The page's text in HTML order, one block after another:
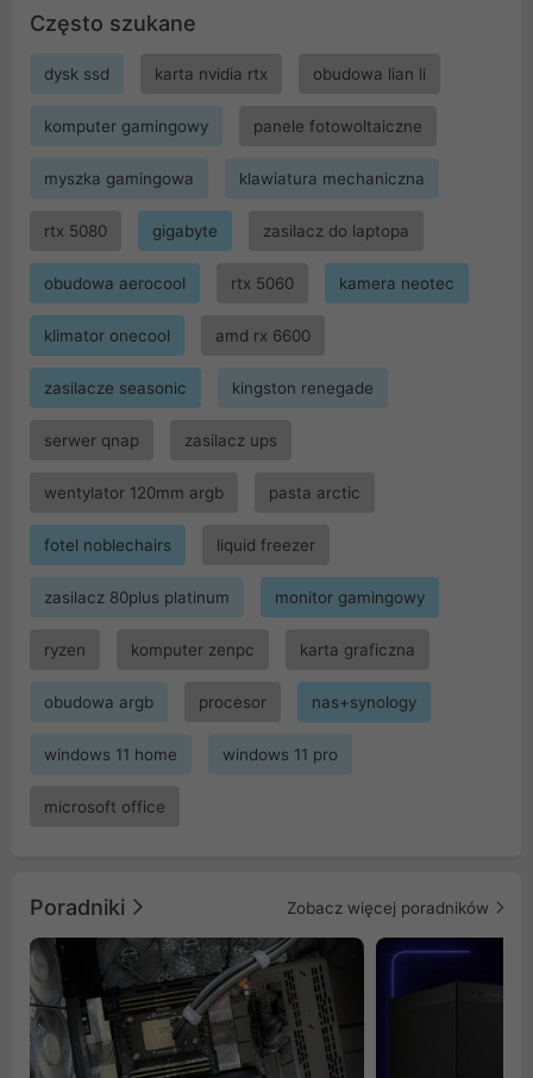
Często szukane
dysk ssd karta nvidia rtx obudowa lian li
komputer gamingowy panele fotowoltaiczne
myszka gamingowa klawiatura mechaniczna
rtx 5080 gigabyte zasilacz do laptopa
obudowa aerocool rtx 5060 kamera neotec
klimator onecool amd rx 6600
zasilacze seasonic kingston renegade
serwer qnap zasilacz ups
wentylator 120mm argb pasta arctic
fotel noblechairs liquid freezer
zasilacz 80plus platinum monitor gamingowy
ryzen komputer zenpc karta graficzna
obudowa argb procesor nas+synology
windows 11 home windows 11 pro
microsoft office
Poradniki Zobacz więcej poradników